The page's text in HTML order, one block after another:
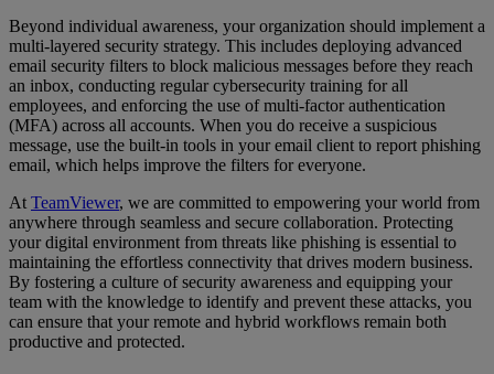
Beyond individual awareness, your organization should implement a
multi-layered security strategy. This includes deploying advanced
email security filters to block malicious messages before they reach
an inbox, conducting regular cybersecurity training for all
employees, and enforcing the use of multi-factor authentication
(MFA) across all accounts. When you do receive a suspicious
message, use the built-in tools in your email client to report phishing
email, which helps improve the filters for everyone.
AtTeamViewer, we are committed to empowering your world from
anywhere through seamless and secure collaboration. Protecting
your digital environment from threats like phishing is essential to
maintaining the effortless connectivity that drives modern business.
By fostering a culture of security awareness and equipping your
team with the knowledge to identify and prevent these attacks, you
can ensure that your remote and hybrid workflows remain both
productive and protected.